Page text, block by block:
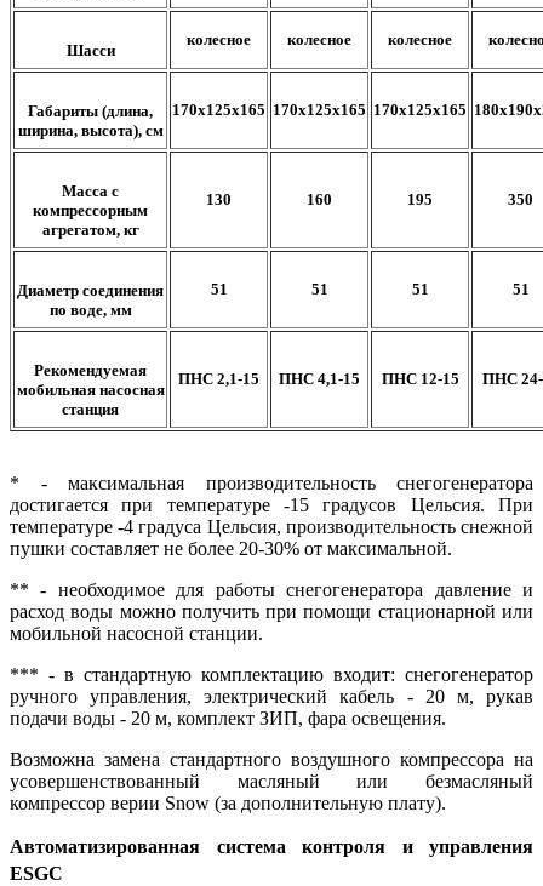
Шасси
колесное колесное колесное
Габариты (длина,
ширина, высота), см
170х125х165 170х125х165 170х125х165
Масса с
компрессорным
агрегатом, кг
130 160 195 350
Диаметр соединения
по воде, мм
51 51 51 51
Рекомендуемая
мобильная насосная
станция
ПНС 2,1-15 ПНС 4,1-15 ПНС 12-15 ПНС
* - максимальная производительность снегогенератора
достигается при температуре -15 градусов Цельсия. При
температуре -4 градуса Цельсия, производительность снежной
пушки составляет не более 20-30% от максимальной.
** - необходимое для работы снегогенератора давление и
расход воды можно получить при помощи стационарной или
мобильной насосной станции.
*** - в стандартную комплектацию входит: снегогенератор
ручного управления, электрический кабель - 20 м, рукав
подачи воды - 20 м, комплект ЗИП, фара освещения.
Возможна замена стандартного воздушного компрессора на
усовершенствованный масляный или безмасляный
компрессор верии Snow (за дополнительную плату).
Автоматизированная система контроля и управления
ESGC